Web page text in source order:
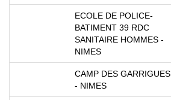
ECOLE DE POLICE-
BATIMENT 39 RDC
SANITAIRE HOMMES -
NIMES
CAMP DES GARRIGUES
- NIMES